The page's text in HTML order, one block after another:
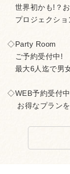
世界初かも!？
プロジェクショ
◇Party Room
ご予約受付中!
最大6人迄で男
◇WEB予約受付中
お得なプランを